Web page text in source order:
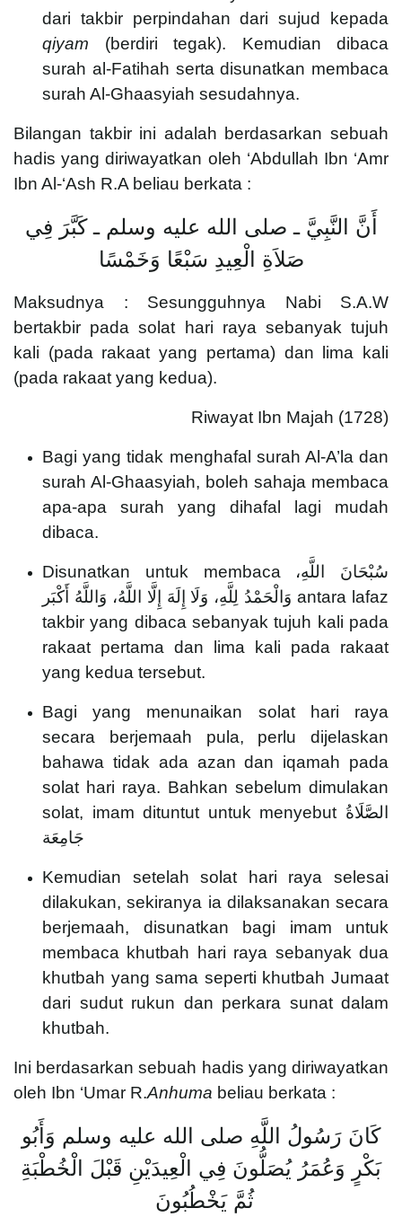
dari takbir perpindahan dari sujud kepada
qiyam (berdiri tegak). Kemudian dibaca
surah al-Fatihah serta disunatkan membaca
surah Al-Ghaasyiah sesudahnya.
Bilangan takbir ini adalah berdasarkan sebuah
hadis yang diriwayatkan oleh ‘Abdullah Ibn ‘Amr
Ibn Al-‘Ash R.A beliau berkata :
أَنَّ النَّبِيَّ ـ صلى الله عليه وسلم ـ كَبَّرَ فِي
صَلاَةِ الْعِيدِ سَبْعًا وَخَمْسًا
Maksudnya : Sesungguhnya Nabi S.A.W
bertakbir pada solat hari raya sebanyak tujuh
kali (pada rakaat yang pertama) dan lima kali
(pada rakaat yang kedua).
Riwayat Ibn Majah (1728)
Bagi yang tidak menghafal surah Al-A’la dan
surah Al-Ghaasyiah, boleh sahaja membaca
apa-apa surah yang dihafal lagi mudah
dibaca.
Disunatkan untuk membaca سُبْحَانَ اللَّهِ،
وَالْحَمْدُ لِلَّهِ، وَلَا إِلَهَ إِلَّا اللَّهُ، وَاللَّهُ أَكْبَر antara lafaz
takbir yang dibaca sebanyak tujuh kali pada
rakaat pertama dan lima kali pada rakaat
yang kedua tersebut.
Bagi yang menunaikan solat hari raya
secara berjemaah pula, perlu dijelaskan
bahawa tidak ada azan dan iqamah pada
solat hari raya. Bahkan sebelum dimulakan
solat, imam dituntut untuk menyebut الصَّلَاةُ
جَامِعَة
Kemudian setelah solat hari raya selesai
dilakukan, sekiranya ia dilaksanakan secara
berjemaah, disunatkan bagi imam untuk
membaca khutbah hari raya sebanyak dua
khutbah yang sama seperti khutbah Jumaat
dari sudut rukun dan perkara sunat dalam
khutbah.
Ini berdasarkan sebuah hadis yang diriwayatkan
oleh Ibn ‘Umar R.Anhuma beliau berkata :
كَانَ رَسُولُ اللَّهِ صلى الله عليه وسلم وَأَبُو
بَكْرٍ وَعُمَرُ يُصَلُّونَ فِي الْعِيدَيْنِ قَبْلَ الْخُطْبَةِ
ثُمَّ يَخْطُبُونَ ‏